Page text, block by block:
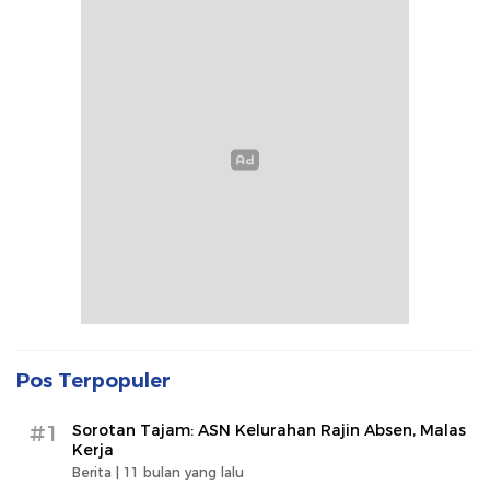
Pos Terpopuler
#1
Sorotan Tajam: ASN Kelurahan Rajin Absen, Malas
Kerja
Berita | 11 bulan yang lalu